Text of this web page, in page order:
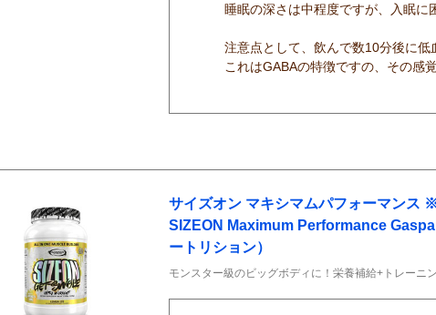
睡眠の深さは中程度ですが、入眠に
注意点として、飲んで数10分後に低
これはGABAの特徴ですの、その感
サイズオン マキシマムパフォーマンス
SIZEON Maximum Performance
ートリション）
モンスター級のビッグボディに！栄養補給+トレーニ